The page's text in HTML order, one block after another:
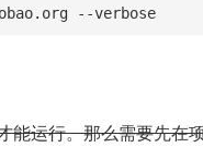
--verbose
能运行。那么需要先在